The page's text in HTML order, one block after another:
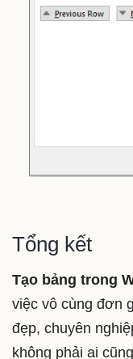
Tổng kết
Tạo bảng trong
việc vô cùng đơn
đẹp, chuyên
không phải ai